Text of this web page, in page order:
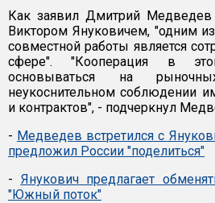
Как заявил Дмитрий Медведев
Виктором Януковичем, "одним
совместной работы является
сфере". "Кооперация в
основываться на
неукоснительном соблюдении
и контрактов", - подчеркнул
- Медведев встретился с
предложил России "поделиться"
- Янукович предлагает
"Южный поток"